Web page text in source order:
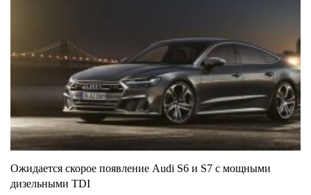
Ожидается скорое появление Audi S6 и S7 с мощными
дизельными TDI